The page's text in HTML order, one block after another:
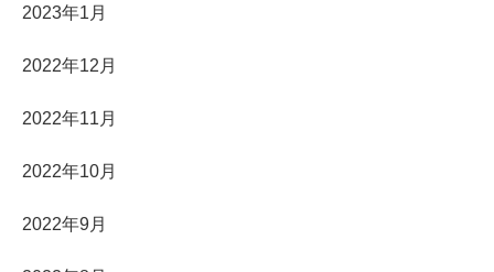
2023年1月
2022年12月
2022年11月
2022年10月
2022年9月